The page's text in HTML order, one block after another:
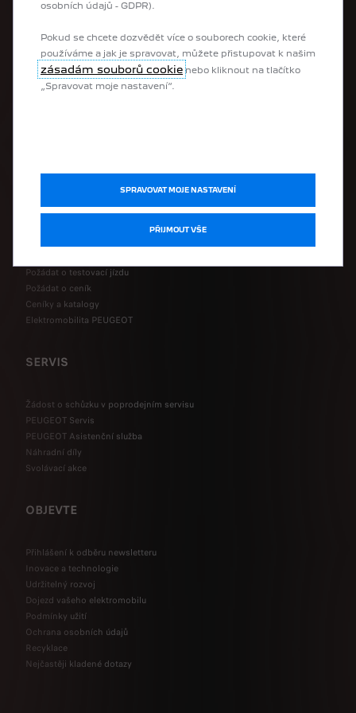
Hybridní vozy
Městské vozy
SUV vozy
Vozy Hatchback
Vozy kombi
Skladové vozy
Požádat o testovací jízdu
Požádat o ceník
Ceníky a katalogy
Elektromobilita PEUGEOT
SERVIS
Žádost o schůzku v poprodejním servisu
PEUGEOT Servis
PEUGEOT Asistenční služba
Náhradní díly
Svolávací akce
OBJEVTE
Přihlášení k odběru newsletteru
Inovace a technologie
Udržitelný rozvoj
Dojezd vašeho elektromobilu
Podmínky užití
Ochrana osobních údajů
Recyklace
Nejčastěji kladené dotazy
osobních údajů - GDPR).
Pokud se chcete dozvědět více o souborech cookie, které
používáme a jak je spravovat, můžete přistupovat k našim
zásadám souborů cookie nebo kliknout na tlačítko
„Spravovat moje nastavení“.
SPRAVOVAT MOJE NASTAVENÍ
PŘIJMOUT VŠE